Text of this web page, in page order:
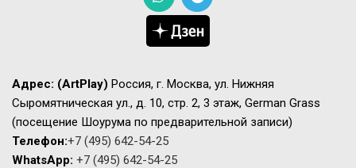
Адрес: (ArtPlay) Россия, г. Москва, ул. Нижняя
Сыромятническая ул., д. 10, стр. 2, 3 этаж, German Grass
(посещение Шоурума по предварительной записи)
Телефон:+7 (495) 642-54-25
WhatsApp: +7 (495) 642-54-25